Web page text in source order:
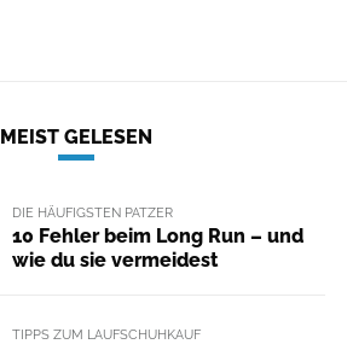
MEIST GELESEN
DIE HÄUFIGSTEN PATZER
10 Fehler beim Long Run – und
wie du sie vermeidest
TIPPS ZUM LAUFSCHUHKAUF